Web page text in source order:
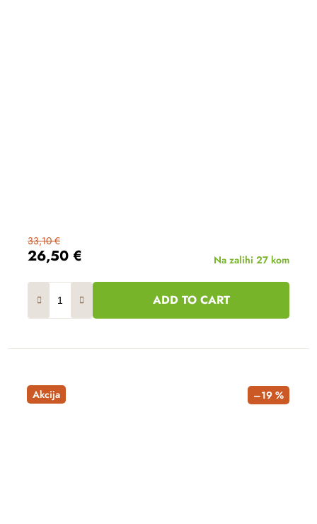
26,50 €
33,10 €
Na zalihi 27 kom
ADD TO CART
Akcija –19 %